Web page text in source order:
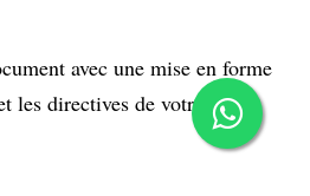
avec une mise en forme
les directives de votre